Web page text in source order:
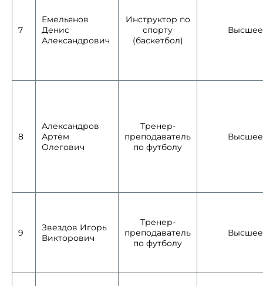
7
Емельянов
Денис
Александрович
Инструктор по
спорту
(баскетбол)
Высшее
8
Александров
Артём
Олегович
Тренер-
преподаватель
по футболу
Высшее
9
Звездов Игорь
Викторович
Тренер-
преподаватель
по футболу
Высшее